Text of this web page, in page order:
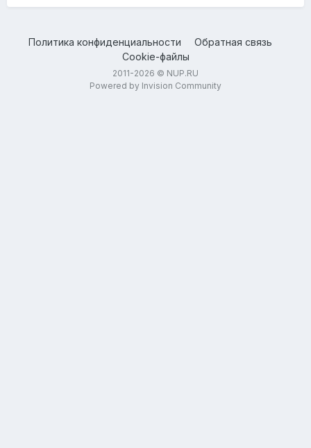
Политика конфиденциальности
Обратная связь
Cookie-файлы
2011-2026 © NUP.RU
Powered by Invision Community